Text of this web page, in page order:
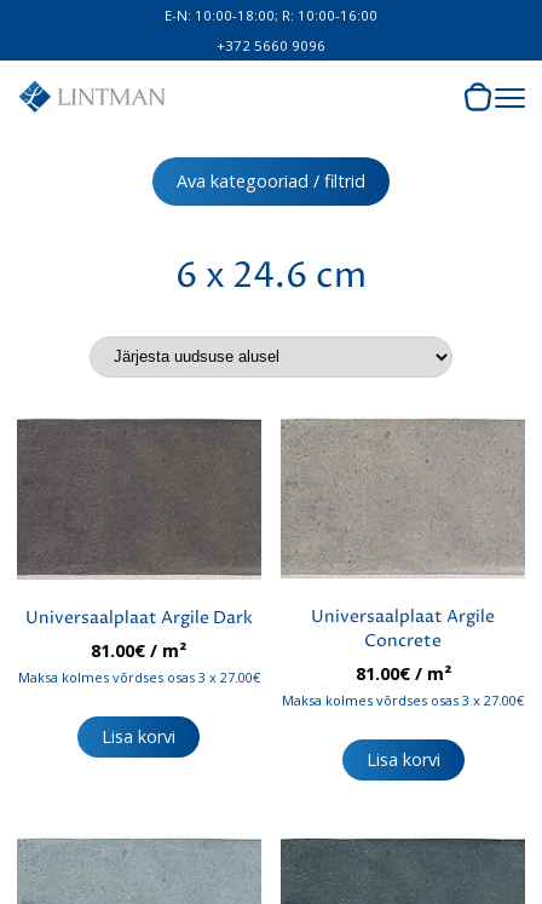
E-N: 10:00-18:00; R: 10:00-16:00
+372 5660 9096
Ava kategooriad / filtrid
6 x 24.6 cm
Universaalplaat Argile Dark
81.00€ / m²
Maksa kolmes võrdses osas 3 x 27.00€
Lisa korvi
Universaalplaat Argile
Concrete
81.00€/ m²
Maksa kolmes võrdses osas 3 x 27.00€
Lisa korvi